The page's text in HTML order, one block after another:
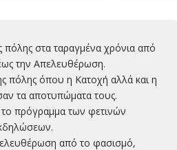
πόλης στα ταραγμένα χρόνια από
την Απελευθέρωση.
πόλης όπου η Κατοχή αλλά και η
τα αποτυπώματα τους.
το πρόγραμμα των φετινών
από το φασισμό,